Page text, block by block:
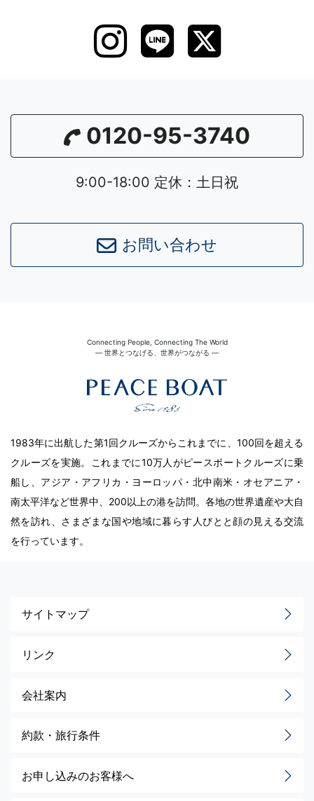
0120-95-3740
9:00-18:00 定休：土日祝
お問い合わせ
Connecting People, Connecting The World
― 世界とつなげる、世界がつながる ―
1983年に出航した第1回クルーズからこれまでに、100回を超える
クルーズを実施。これまでに10万人がピースボートクルーズに乗
船し、アジア・アフリカ・ヨーロッパ・北中南米・オセアニア・
南太平洋など世界中、200以上の港を訪問。各地の世界遺産や大自
然を訪れ、さまざまな国や地域に暮らす人びとと顔の見える交流
を行っています。
サイトマップ
リンク
会社案内
約款・旅行条件
お申し込みのお客様へ